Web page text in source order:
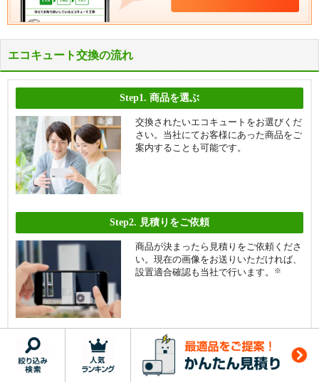
交付決定通知書到着から2027年3月23日まで
補助額
50,000円を補助額上限として「①補助対象経費の3分の1相当
額」または「②補助上限額」のうち低い金額
申請要件 ※代表的な要件のみ抜粋
・さいたま市内に住民票を有すること
・自ら居住する住宅に補助対象事業を実施すること（法人名義
は不可）
・交付申請書、実績報告書、請求書等の書類を提出すること
自治体ページ
さいたま市役所ページ（詳しくみる）
埼玉県上尾市 「再エネ・省エネ対策推進奨励金」
自治体 予算額
エコキュート交換の流れ
Step1. 商品を選ぶ
交換されたいエコキュートをお選びくだ
さい。当社にてお客様にあった商品をご
案内することも可能です。
Step2. 見積りをご依頼
商品が決まったら見積りをご依頼くださ
い。現在の画像をお送りいただければ、
設置適合確認も当社で行います。
※
ご注文
見積りの内容にご納得いただいたらご注